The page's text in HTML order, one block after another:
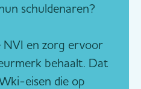
schuldenaren?
NVI en zorg ervoor
behaalt. Dat
eisen die op